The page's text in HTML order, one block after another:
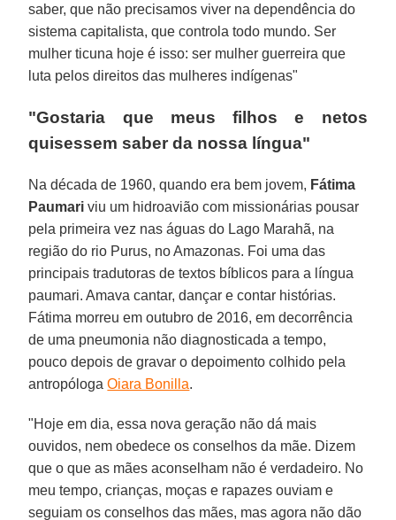
saber, que não precisamos viver na dependência do
sistema capitalista, que controla todo mundo. Ser
mulher ticuna hoje é isso: ser mulher guerreira que
luta pelos direitos das mulheres indígenas"
"Gostaria que meus filhos e netos
quisessem saber da nossa língua"
Na década de 1960, quando era bem jovem, Fátima
Paumari viu um hidroavião com missionárias pousar
pela primeira vez nas águas do Lago Marahã, na
região do rio Purus, no Amazonas. Foi uma das
principais tradutoras de textos bíblicos para a língua
paumari. Amava cantar, dançar e contar histórias.
Fátima morreu em outubro de 2016, em decorrência
de uma pneumonia não diagnosticada a tempo,
pouco depois de gravar o depoimento colhido pela
antropólogaOiara Bonilla.
"Hoje em dia, essa nova geração não dá mais
ouvidos, nem obedece os conselhos da mãe. Dizem
que o que as mães aconselham não é verdadeiro. No
meu tempo, crianças, moças e rapazes ouviam e
seguiam os conselhos das mães, mas agora não dão